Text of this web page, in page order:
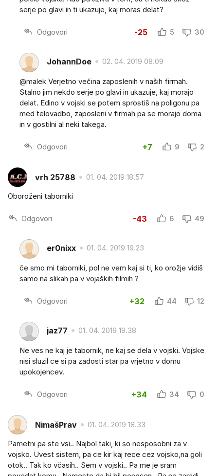
serje po glavi in ti ukazuje, kaj moras delat?
Odgovori -25 5 30
JohannDoe 02. 04. 2019 08.09
@malek Verjetno večina zaposlenih v naših firmah.
Stalno jim nekdo serje po glavi in ukazuje, kaj morajo
delat. Edino v vojski se potem sprostiš na poligonu pa
med telovadbo, zaposleni v firmah pa se morajo doma
in v gostilni al neki takega.
Odgovori +7 9 2
vrh 25788 01. 04. 2019 18.57
Oboroženi taborniki
Odgovori -43 6 49
er0nixx 01. 04. 2019 19.23
če smo mi taborniki, pol ne vem kaj si ti, ko orožje vidiš
samo na slikah pa v vojaških filmih ?
Odgovori +32 44 12
jaz77 01. 04. 2019 19.38
Ne ves ne kaj je tabornik, ne kaj se dela v vojski. Vojske
nisi sluzil ce si pa zadosti star pa vrjetno v domu
upokojencev.
Odgovori +34 34 0
NimašPrav 01. 04. 2019 18.33
Pametni pa ste vsi.. Najbol taki, ki so nesposobni za v
vojsko. Uvest sistem, pa ce kir kaj rece cez vojsko,na goli
otok.. Tak ko včasih.. Sem v vojski.. Pa me je sram